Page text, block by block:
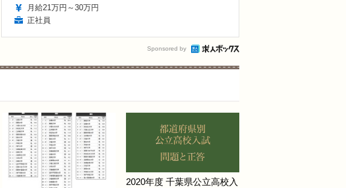
月給21万円～30万円
正社員
Sponsored by
2020年度 千葉県公立高校入